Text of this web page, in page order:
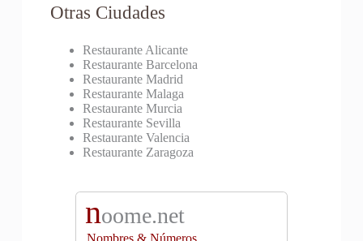
Otras Ciudades
Restaurante Alicante
Restaurante Barcelona
Restaurante Madrid
Restaurante Malaga
Restaurante Murcia
Restaurante Sevilla
Restaurante Valencia
Restaurante Zaragoza
noome.net